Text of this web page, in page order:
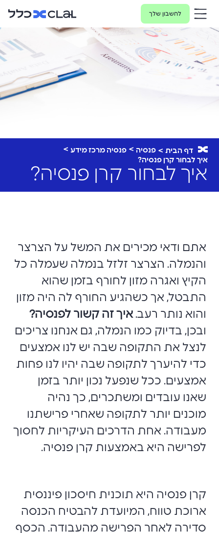
לחשבון שלך
דף הבית פנסיה
פנסיה מרכז מידע
איך לבחור קרן פנסיה?
איך לבחור קרן פנסיה?
אתם ודאי מכירים את המשל על הצרצר
והנמלה. הצרצר זלזל בנמלה שעמלה כל
הקיץ ואגרה מזון לחורף בזמן שהוא
התבטל, אך כשהגיע החורף לה היה מזון
והוא נותר רעב.איך זה קשור לפנסיה?
ובכן, בדיוק כמו הנמלה, גם אנחנו צריכים
לנצל את התקופה שבה יש לנו אמצעים
כדי להיערך לתקופה שבה יהיו לנו פחות
אמצעים. ככל שנפעל נכון יותר בזמן
שאנו עובדים ומשתכרים, כך נהיה
מוכנים יותר לתקופה שאחרי פרישתנו
מעבודה. אחת הדרכים העיקריות לחסוך
לפרישה היא באמצעות קרן פנסיה.
קרן פנסיה היא תוכנית חיסכון פיננסית
ארוכת טווח, המיועדת להבטיח הכנסה
סדירה לאחר הפרישה מהעבודה. הכסף